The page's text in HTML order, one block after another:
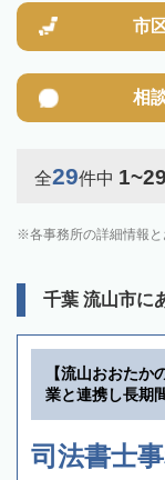
市
相
全29件中 1~29
各事務所の詳細情報
千葉 流山市に
【流山おおた
業と連携し長期
司法書士